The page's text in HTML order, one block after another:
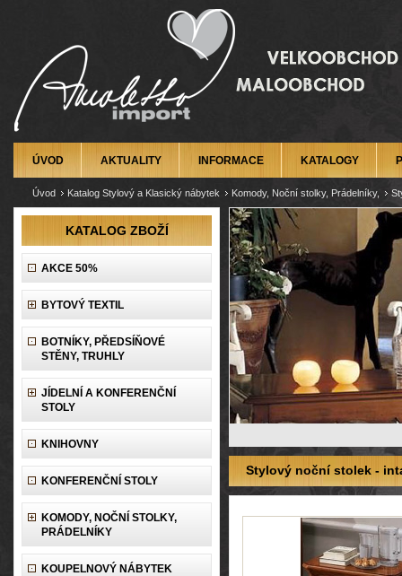
ÚVOD AKTUALITY INFORMACE KATALOGY
Úvod Katalog Stylový a Klasický nábytek Komody, Noční stolky, Prádelníky,
KATALOG ZBOŽÍ
AKCE 50%
BYTOVÝ TEXTIL
BOTNÍKY, PŘEDSÍŇOVÉ
STĚNY, TRUHLY
JÍDELNÍ A KONFERENČNÍ
STOLY
KNIHOVNY
KONFERENČNÍ STOLY
KOMODY, NOČNÍ STOLKY,
PRÁDELNÍKY
KOUPELNOVÝ NÁBYTEK
Stylový noční stolek -